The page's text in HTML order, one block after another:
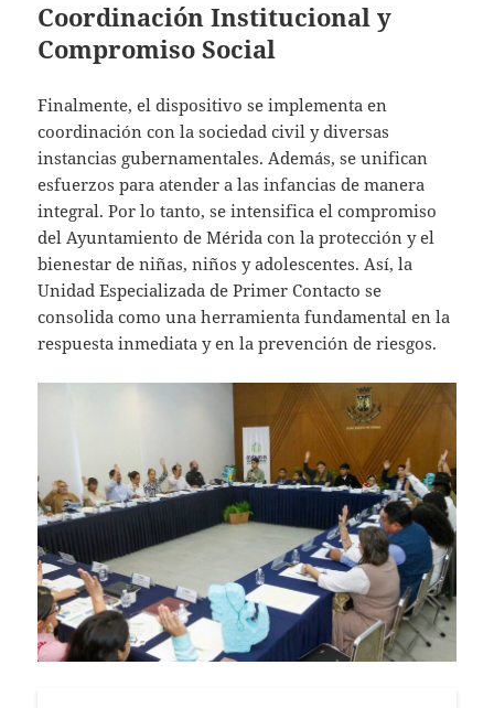
Coordinación Institucional y
Compromiso Social
Finalmente, el dispositivo se implementa en
coordinación con la sociedad civil y diversas
instancias gubernamentales. Además, se unifican
esfuerzos para atender a las infancias de manera
integral. Por lo tanto, se intensifica el compromiso
del Ayuntamiento de Mérida con la protección y el
bienestar de niñas, niños y adolescentes. Así, la
Unidad Especializada de Primer Contacto se
consolida como una herramienta fundamental en la
respuesta inmediata y en la prevención de riesgos.